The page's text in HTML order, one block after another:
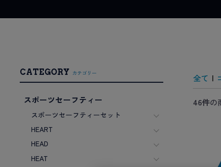
CATEGORY カテゴリー
スポーツセーフティー
スポーツセーフティーセット
HEART
HEAD
HEAT
全て |
46件の